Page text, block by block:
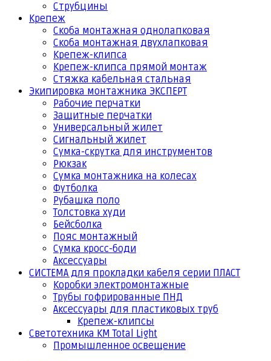
Струбцины
Крепеж
Скоба монтажная однолапковая
Скоба монтажная двухлапковая
Крепеж-клипса
Крепеж-клипса прямой монтаж
Стяжка кабельная стальная
Экипировка монтажника ЭКСПЕРТ
Рабочие перчатки
Защитные перчатки
Универсальный жилет
Сигнальный жилет
Сумка-скрутка для инструментов
Рюкзак
Сумка монтажника на колесах
Футболка
Рубашка поло
Толстовка худи
Бейсболка
Пояс монтажный
Сумка кросс-боди
Аксессуары
СИСТЕМА для прокладки кабеля серии ПЛАСТ
Коробки электромонтажные
Трубы гофрированные ПНД
Аксессуары для пластиковых труб
Крепеж-клипсы
Светотехника КМ Total Light
Промышленное освещение